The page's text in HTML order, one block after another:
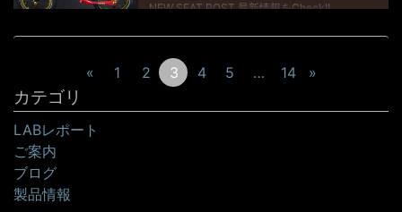
NEW SEAT POST 最新情報をCheck!!
« 1 2 3 4 5 … 14 »
カテゴリ
LABレポート
ご案内
ブログ
製品情報